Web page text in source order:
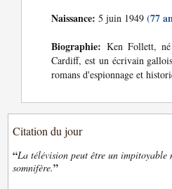
Naissance: 5 juin 1949(77
Biographie: Ken Follett,
Cardiff, est un écrivain
romans d'espionnage et
Citation du jour
“La télévision peut être un impitoyable
somnifère.”